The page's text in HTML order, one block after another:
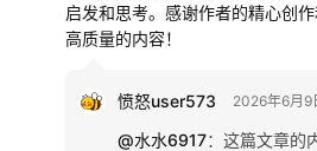
启发和思考。感谢作者的精心创
高质量的内容！
愤怒user573 2026年6月9
@水水6917： 这篇文章的